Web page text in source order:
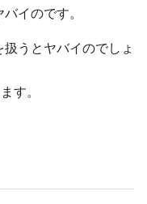
イのです。
うとヤバイのでしょ
す。